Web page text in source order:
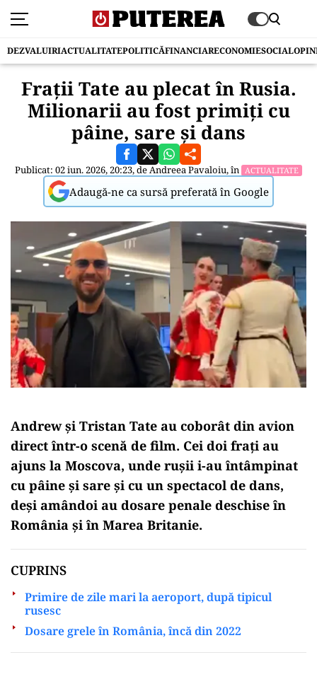
DEZVALUIRIACTUALITATEPOLITICĂFINANCIARECONOMIESOCIAL
Frații Tate au plecat în Rusia.
Milionarii au fost primiți cu
pâine, sare și dans
Publicat: 02 iun. 2026, 20:23, deAndreea Pavaloiu, în ACTUALITATE
Adaugă-ne ca sursă preferată în Google
Andrew și Tristan Tate au coborât din avion
direct într-o scenă de film. Cei doi frați au
ajuns la Moscova, unde rușii i-au întâmpinat
cu pâine și sare și cu un spectacol de dans,
deși amândoi au dosare penale deschise în
România și în Marea Britanie.
CUPRINS
Primire de zile mari la aeroport, după tipicul
rusesc
Dosare grele în România, încă din 2022